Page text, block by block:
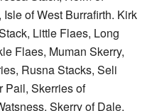
of West Burrafirth. Kirk
Little Flaes, Long
Flaes, Muman Skerry,
Rusna Stacks, Seli
Pail, Skerries of
Skerry of Dale,